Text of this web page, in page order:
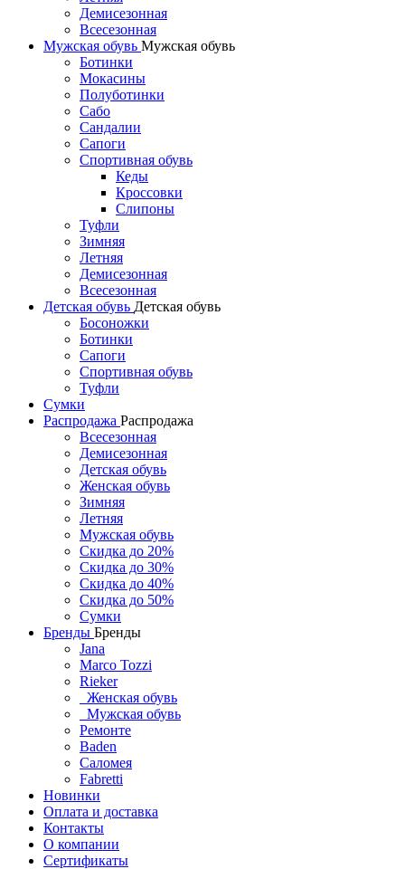
Демисезонная
Всесезонная
Мужская обувь Мужская обувь
Ботинки
Мокасины
Полуботинки
Сабо
Сандалии
Сапоги
Спортивная обувь
Кеды
Кроссовки
Слипоны
Туфли
Зимняя
Летняя
Демисезонная
Всесезонная
Детская обувь Детская обувь
Босоножки
Ботинки
Сапоги
Спортивная обувь
Туфли
Сумки
Распродажа Распродажа
Всесезонная
Демисезонная
Детская обувь
Женская обувь
Зимняя
Летняя
Мужская обувь
Скидка до 20%
Скидка до 30%
Скидка до 40%
Скидка до 50%
Сумки
Бренды Бренды
Jana
Marco Tozzi
Rieker
Женская обувь
Мужская обувь
Ремонте
Baden
Саломея
Fabretti
Новинки
Оплата и доставка
Контакты
О компании
Сертификаты